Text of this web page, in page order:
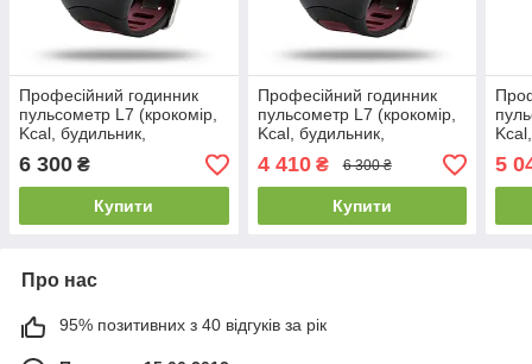
Професійний годинник
пульсометр L7 (крокомір,
Kcal, будильник,
секундомір, Bluetooth,
вібровиклик вхідних)
6 300 ₴
Купити
Професійний годинник
пульсометр L7 (крокомір,
Kcal, будильник,
секундомір, Bluetooth,
вібровиклик вхідних)
4 410₴ 6 300 ₴
Купити
5
Про нас
95% позитивних з 40 відгуків за рік